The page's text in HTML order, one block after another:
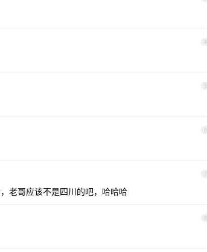
4
5
6
7
老哥应该不是四川的吧，哈哈哈
8